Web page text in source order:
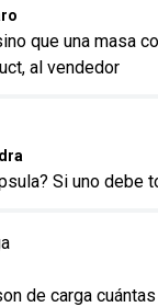
que una masa
al vendedor
Si uno debe
de carga